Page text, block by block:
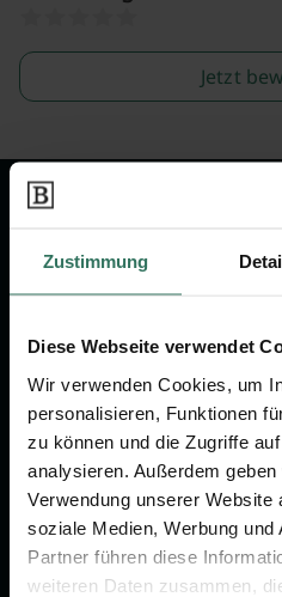
Zustimmung
Diese Webseite verwendet
Wir verwenden Cookies, um
personalisieren, Funktionen
zu können und die Zugriffe
analysieren. Außerdem
Verwendung unserer Website
soziale Medien, Werbung
Partner führen diese
weiteren Daten zusammen,
Jetzt
Wir sind Ihr
um das Thema
Vorsorge.
FÜR SIE
Vergleich
Ratgeber
Verzeichnis